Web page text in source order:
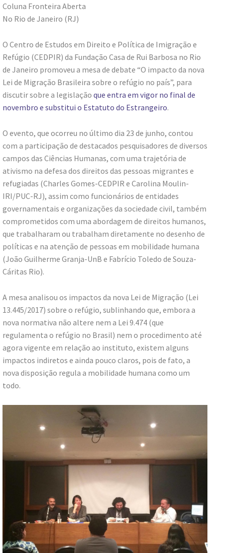
Coluna Fronteira Aberta
No Rio de Janeiro (RJ)
O Centro de Estudos em Direito e Política de Imigração e
Refúgio (CEDPIR) da Fundação Casa de Rui Barbosa no Rio
de Janeiro promoveu a mesa de debate “O impacto da nova
Lei de Migração Brasileira sobre o refúgio no país”, para
discutir sobre a legislação que entra em vigor no final de
novembro e substitui o Estatuto do Estrangeiro.
O evento, que ocorreu no último dia 23 de junho, contou
com a participação de destacados pesquisadores de diversos
campos das Ciências Humanas, com uma trajetória de
ativismo na defesa dos direitos das pessoas migrantes e
refugiadas (Charles Gomes-CEDPIR e Carolina Moulin-
IRI/PUC-RJ), assim como funcionários de entidades
governamentais e organizações da sociedade civil, também
comprometidos com uma abordagem de direitos humanos,
que trabalharam ou trabalham diretamente no desenho de
políticas e na atenção de pessoas em mobilidade humana
(João Guilherme Granja-UnB e Fabrício Toledo de Souza-
Cáritas Rio).
A mesa analisou os impactos da nova Lei de Migração (Lei
13.445/2017) sobre o refúgio, sublinhando que, embora a
nova normativa não altere nem a Lei 9.474 (que
regulamenta o refúgio no Brasil) nem o procedimento até
agora vigente em relação ao instituto, existem alguns
impactos indiretos e ainda pouco claros, pois de fato, a
nova disposição regula a mobilidade humana como um
todo.